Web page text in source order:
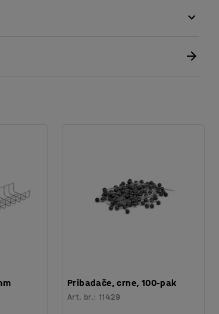
bi bio stabilan i na neravnoj površini.
Pribadače, crne, 100-pak
Art. br.:11429